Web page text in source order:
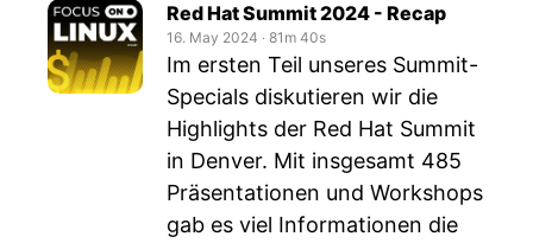
Red Hat Summit 2024 - Recap
16. May 2024 ‧ 81m 40s
Im ersten Teil unseres Summit-
Specials diskutieren wir die
Highlights der Red Hat Summit
in Denver. Mit insgesamt 485
Präsentationen und Workshops
gab es viel Informationen die